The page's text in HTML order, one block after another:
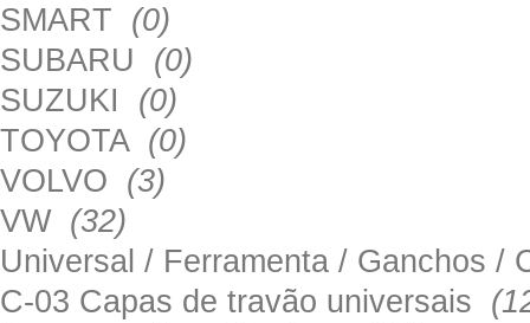
SMART (0)
SUBARU (0)
SUZUKI (0)
TOYOTA (0)
VOLVO (3)
VW (32)
Universal / Ferramenta / Ganchos
C-03 Capas de travão universais